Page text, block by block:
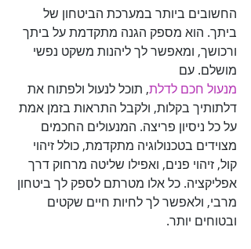
החשובים ביותר במערכת הביטחון של
ביתך. הוא מספק הגנה מתקדמת על ביתך
ורכושך, ומאפשר לך ליהנות משקט נפשי
מושלם. עם
מנעול חכם לדלת, תוכל לנעול ולפתוח את
דלתותיך בקלות, ולקבל התראות בזמן אמת
על כל ניסיון פריצה. המנעולים החכמים
מצוידים בטכנולוגיה מתקדמת, כולל זיהוי
קול, זיהוי פנים, ואפילו שליטה מרחוק דרך
אפליקציה. כל אלו מטרתם לספק לך ביטחון
מרבי, ולאפשר לך לחיות חיים שקטים
ובטוחים יותר.